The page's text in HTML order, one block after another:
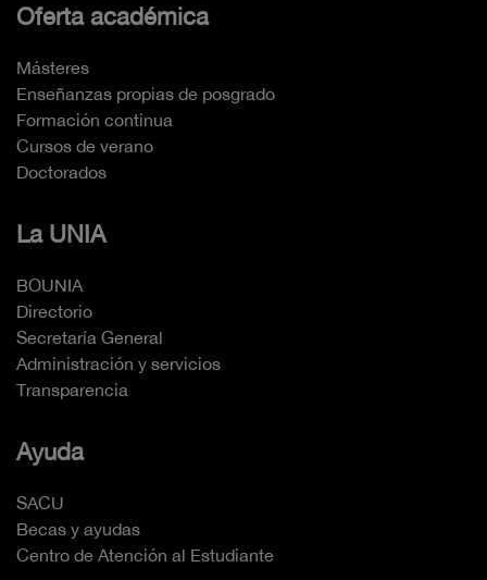
Oferta académica
Másteres
Enseñanzas propias de posgrado
Formación continua
Cursos de verano
Doctorados
La UNIA
BOUNIA
Directorio
Secretaría General
Administración y servicios
Transparencia
Ayuda
SACU
Becas y ayudas
Centro de Atención al Estudiante